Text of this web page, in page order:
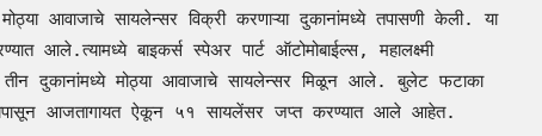
मोठ्या आवाजाचे सायलेन्सर विक्री करणाऱ्या दुकानांमध्ये तपासणी केली. या
आले.त्यामध्ये बाइकर्स स्पेअर पार्ट ऑटोमोबाईल्स, महालक्ष्मी
तीन दुकानांमध्ये मोठ्या आवाजाचे सायलेन्सर मिळून आले. बुलेट फटाका
आजतागायत ऐकून ५१ सायलेंसर जप्त करण्यात आले आहेत.